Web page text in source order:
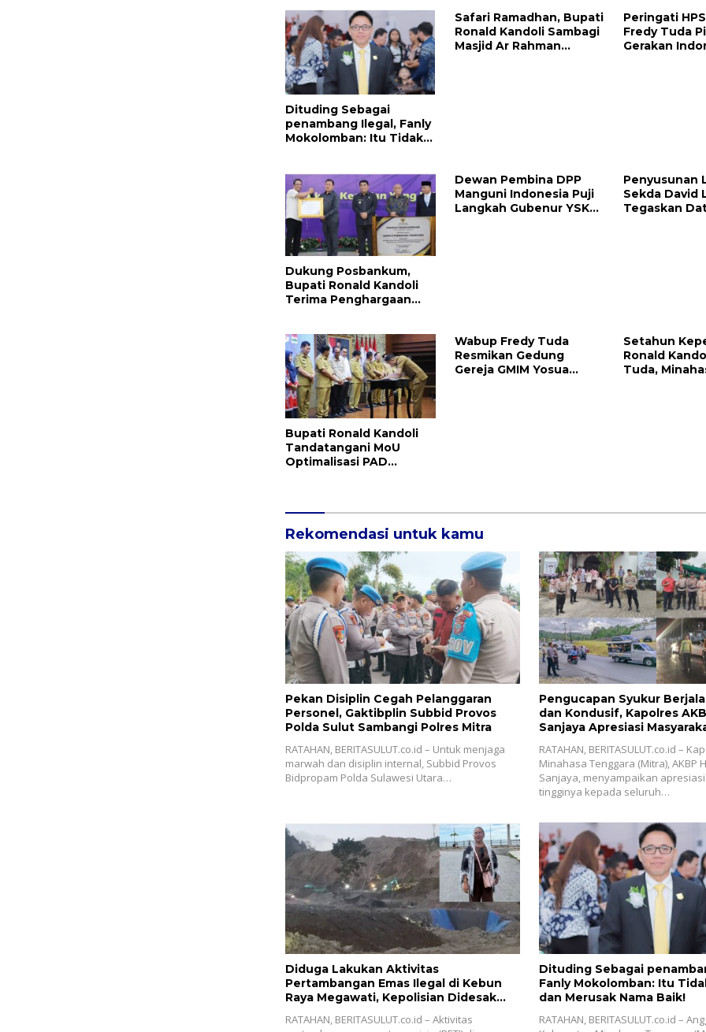
Mitra
Tangkap
Dituding Sebagai
penambang Ilegal, Fanly
Mokolomban: Itu Tidak
Safari Ramadhan, Bupati
Ronald Kandoli Sambagi
Masjid Ar Rahman
Peringati
Fredy Tuda
Gerakan
Dukung Posbankum,
Bupati Ronald Kandoli
Terima Penghargaan
Dewan Pembina DPP
Manguni Indonesia Puji
Langkah Gubenur YSK
Penyusunan
Sekda David
Tegaskan
Bupati Ronald Kandoli
Tandatangani MoU
Optimalisasi PAD
Wabup Fredy Tuda
Resmikan Gedung
Gereja GMIM Yosua
Setahun
Ronald
Tuda,
Rekomendasi untuk kamu
Pekan Disiplin Cegah Pelanggaran
Personel, Gaktibplin Subbid Provos
Polda Sulut Sambangi ‎Polres Mitra
RATAHAN, BERITASULUT.co.id – Untuk menjaga
marwah dan disiplin internal, Subbid Provos
Bidpropam Polda Sulawesi Utara…
Pengucapan Syukur
dan Kondusif, Kapolres
Sanjaya Apresiasi
‎RATAHAN, BERITASULUT.co.id –
Minahasa Tenggara (Mitra), AKBP
Sanjaya, menyampaikan
tingginya kepada seluruh…
Diduga Lakukan Aktivitas
Pertambangan Emas Ilegal di Kebun
Raya Megawati, Kepolisian Didesak
RATAHAN, BERITASULUT.co.id – Aktivitas
Dituding Sebagai
Fanly Mokolomban: Itu
dan Merusak Nama Baik!
RATAHAN, BERITASULUT.co.id –